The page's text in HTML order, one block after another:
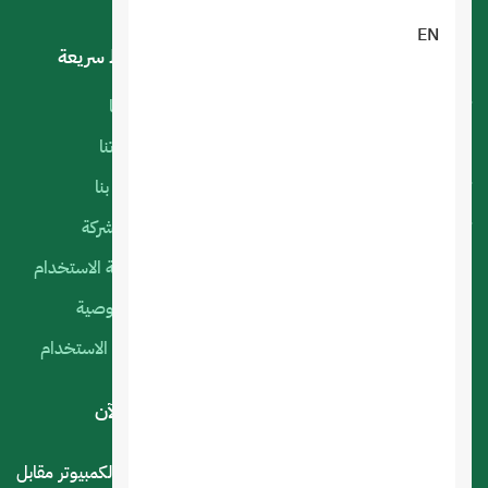
EN
روابط سريعة
أعمالنا
منتجاتنا
اتصل بنا
عن الشركة
سياسة الاستخدام
الخصوصية
شروط الاستخدام
لديك استفسار أو اقتراح؟ .. اتصل بنا الآن
المملكة العربية السعودية - الرياض - حي العليا سوق الكمبيوتر مقابل